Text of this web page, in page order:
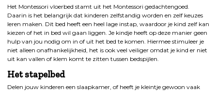
Het Montessori vloerbed stamt uit het Montessori gedachtengoed.
Daarin is het belangrijk dat kinderen zelfstandig worden en zelf keuzes
leren maken. Dit bed heeft een heel lage instap, waardoor je kind zelf kan
kiezen of het in bed wil gaan liggen. Je kindje heeft op deze manier geen
hulp van jou nodig om in of uit het bed te komen. Hiermee stimuleer je
niet alleen onafhankelijkheid, het is ook veel veiliger omdat je kind er niet
uit kan vallen of klem komt te zitten tussen bedspijlen.
Het stapelbed
Delen jouw kinderen een slaapkamer, of heeft je kleintje gewoon vaak